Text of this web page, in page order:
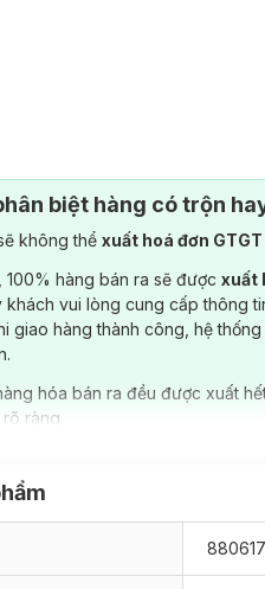
Glossy Lipsticklà son
độ ẩm và dưỡng chất bảo vệ,
biệt hàng có trộn
không thể xuất hoá đơn GTGT
100% hàng bán ra sẽ được xuất
khách vui lòng cung cấp thông
giao hàng thành công, hệ
hóa bán ra đều được xuất
ràng.